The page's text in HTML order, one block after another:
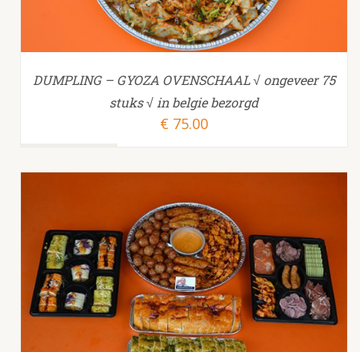
DUMPLING – GYOZA OVENSCHAAL √ ongeveer 75
stuks √ in belgie bezorgd
€ 75.00
TOEVOEGEN AAN WINKELWAGEN /